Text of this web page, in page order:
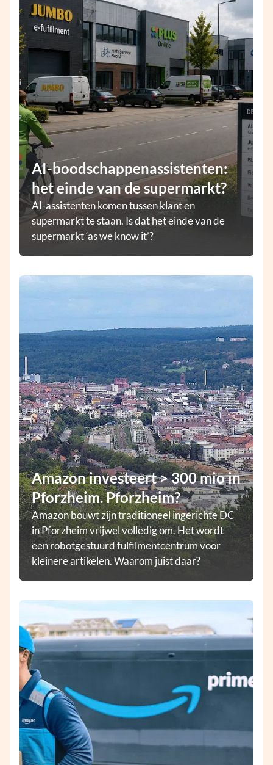
AI-boodschappenassistenten:
het einde van de supermarkt?
AI-assistenten komen tussen klant en
supermarkt te staan. Is dat het einde van de
supermarkt ‘as we know it’?
Amazon investeert > 300 mio in
Pforzheim. Pforzheim?
Amazon bouwt zijn traditioneel ingerichte DC
in Pforzheim vrijwel volledig om. Het wordt
een robotgestuurd fulfilmentcentrum voor
kleinere artikelen. Waarom juist daar?